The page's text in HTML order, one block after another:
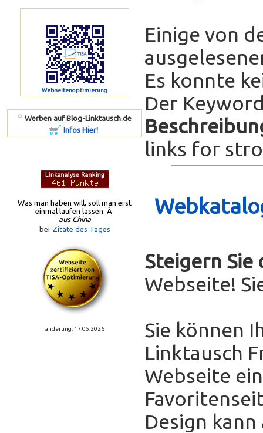
Webseitenoptimierung
º Werben auf Blog-Linktausch.de
Infos Hier!
Was man haben will, soll man erst
einmal laufen lassen. Â
aus China
bei Zitate des Tages
änderung: 17.05.2026
Einige von
Es konnte
Der
links for
Steigern Sie
Webseite!
Sie können
Linktausch
Webseite
Design